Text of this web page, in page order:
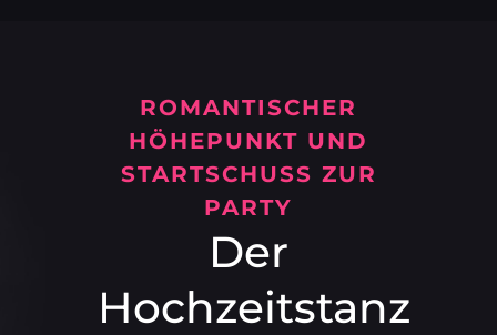
ROMANTISCHER
HÖHEPUNKT UND
STARTSCHUSS ZUR
PARTY
Der
Hochzeitstanz